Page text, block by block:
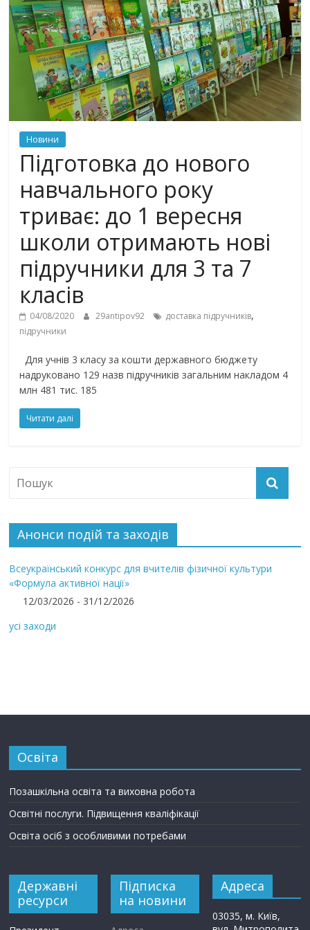
Новини
Підготовка до нового
навчального року
триває: до 1 вересня
школи отримають нові
підручники для 3 та 7
класів
04/08/2020 29antipov92 доставка підручників,
підручники
Для учнів 3 класу за кошти державного бюджету
надруковано 129 назв підручників загальним накладом 4
млн 481 тис. 185
Читати далі
Анонси подій та заходів
Всеукраїнський конкурс для вчителів фізичної культури
«Формула активної нації»
12/03/2026 - 31/12/2026
усі заходи
Освіта
Позашкільна освіта та виховна робота
Освітні послуги. Підвищення кваліфікації
Освіта осіб з особливими потребами
Державні
ресурси
Підписка
на новини
Адреса
03035, м. Київ,